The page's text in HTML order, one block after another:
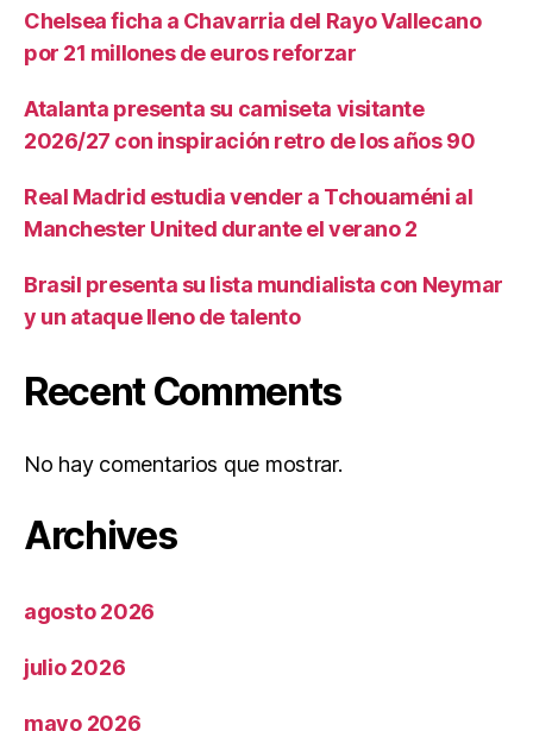
Chelsea ficha a Chavarria del Rayo Vallecano
por 21 millones de euros reforzar
Atalanta presenta su camiseta visitante
2026/27 con inspiración retro de los años 90
Real Madrid estudia vender a Tchouaméni al
Manchester United durante el verano 2
Brasil presenta su lista mundialista con Neymar
y un ataque lleno de talento
Recent Comments
No hay comentarios que mostrar.
Archives
agosto 2026
julio 2026
mayo 2026